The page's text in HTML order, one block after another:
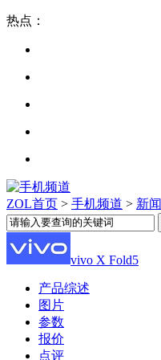
热点：
ZOL首页 > 手机频道 > 新闻
vivo X Fold5
产品综述
图片
参数
报价
点评